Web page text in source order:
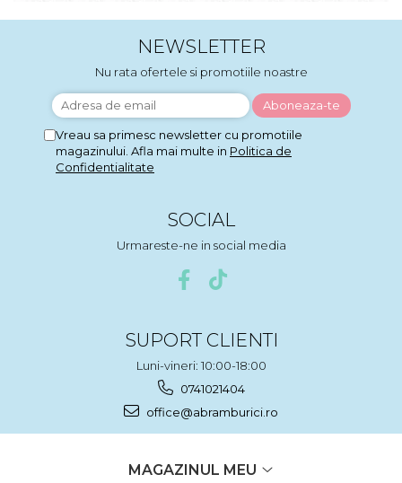
NEWSLETTER
Nu rata ofertele si promotiile noastre
Vreau sa primesc newsletter cu promotiile
magazinului. Afla mai multe in Politica de
Confidentialitate
SOCIAL
Urmareste-ne in social media
SUPORT CLIENTI
Luni-vineri: 10:00-18:00
0741021404
office@abramburici.ro
MAGAZINUL MEU